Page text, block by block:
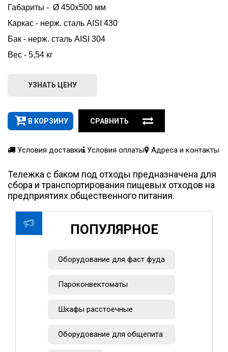
Габариты -  Ø 450х500 мм
Каркас - нерж. сталь AISI 430
Бак - нерж. сталь AISI 304
Вес - 5,54 кг
УЗНАТЬ ЦЕНУ
В КОРЗИНУ СРАВНИТЬ
Условия доставки Условия оплаты Адреса и контакты
Тележка с баком под отходы предназначена для
сбора и транспортирования пищевых отходов на
предприятиях общественного питания.
ПОПУЛЯРНОЕ
Оборудование для фаст фуда
Пароконвектоматы
Шкафы расстоечные
Оборудование для общепита